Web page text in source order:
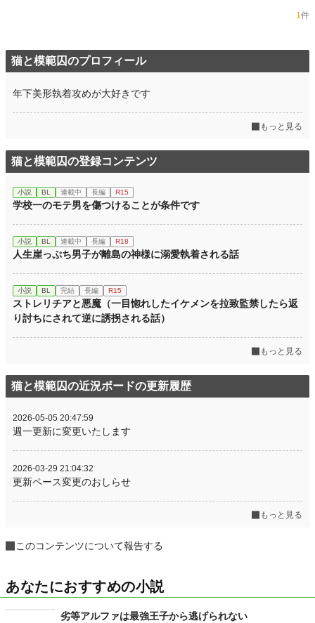
1件
猫と模範囚のプロフィール
年下美形執着攻めが大好きです
もっと見る
猫と模範囚の登録コンテンツ
小説 BL 連載中 長編 R15
学校一のモテ男を傷つけることが条件です
小説 BL 連載中 長編 R18
人生崖っぷち男子が離島の神様に溺愛執着される話
小説 BL 完結 長編 R15
ストレリチアと悪魔（一目惚れしたイケメンを拉致監禁したら返
り討ちにされて逆に誘拐される話）
もっと見る
猫と模範囚の近況ボードの更新履歴
2026-05-05 20:47:59
週一更新に変更いたします
2026-03-29 21:04:32
更新ペース変更のおしらせ
もっと見る
このコンテンツについて報告する
あなたにおすすめの小説
劣等アルファは最強王子から逃げられない